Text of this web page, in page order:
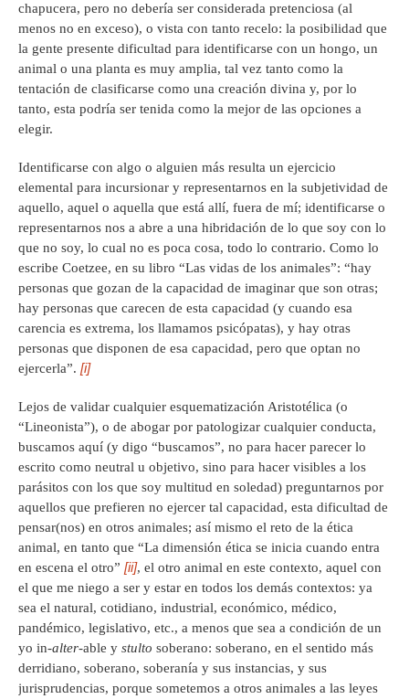
chapucera, pero no debería ser considerada pretenciosa (al
menos no en exceso), o vista con tanto recelo: la posibilidad que
la gente presente dificultad para identificarse con un hongo, un
animal o una planta es muy amplia, tal vez tanto como la
tentación de clasificarse como una creación divina y, por lo
tanto, esta podría ser tenida como la mejor de las opciones a
elegir.
Identificarse con algo o alguien más resulta un ejercicio
elemental para incursionar y representarnos en la subjetividad de
aquello, aquel o aquella que está allí, fuera de mí; identificarse o
representarnos nos a abre a una hibridación de lo que soy con lo
que no soy, lo cual no es poca cosa, todo lo contrario. Como lo
escribe Coetzee, en su libro “Las vidas de los animales”: “hay
personas que gozan de la capacidad de imaginar que son otras;
hay personas que carecen de esta capacidad (y cuando esa
carencia es extrema, los llamamos psicópatas), y hay otras
personas que disponen de esa capacidad, pero que optan no
ejercerla”. [i]
Lejos de validar cualquier esquematización Aristotélica (o
“Lineonista”), o de abogar por patologizar cualquier conducta,
buscamos aquí (y digo “buscamos”, no para hacer parecer lo
escrito como neutral u objetivo, sino para hacer visibles a los
parásitos con los que soy multitud en soledad) preguntarnos por
aquellos que prefieren no ejercer tal capacidad, esta dificultad de
pensar(nos) en otros animales; así mismo el reto de la ética
animal, en tanto que “La dimensión ética se inicia cuando entra
en escena el otro” [ii], el otro animal en este contexto, aquel con
el que me niego a ser y estar en todos los demás contextos: ya
sea el natural, cotidiano, industrial, económico, médico,
pandémico, legislativo, etc., a menos que sea a condición de un
yo in-alter-able y stulto soberano: soberano, en el sentido más
derridiano, soberano, soberanía y sus instancias, y sus
jurisprudencias, porque sometemos a otros animales a las leyes